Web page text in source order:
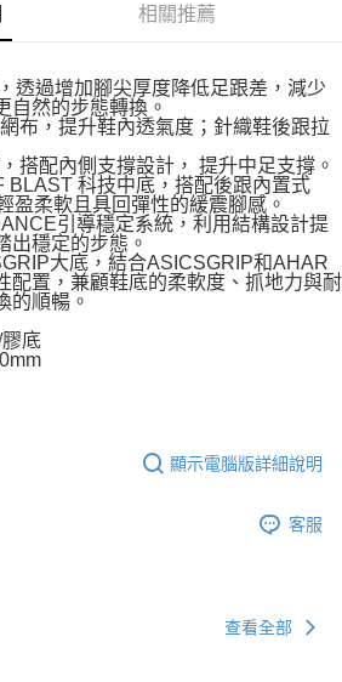
相關推薦
透過增加腳尖厚度降低足跟差，減少
自然的步態轉換。
布，提升鞋內透氣度；針織鞋後跟拉
搭配內側支撐設計， 提升中足支撐。
BLAST 科技中底，搭配後跟內置式
盈柔軟且具回彈性的緩震腳感。
引導穩定系統，利用結構設計提
出穩定的步態。
大底，結合ASICSGRIP和AHAR
配置，兼顧鞋底的柔軟度、抓地力與耐
的順暢。
底
顯示電腦版詳細說明
客服
查看全部